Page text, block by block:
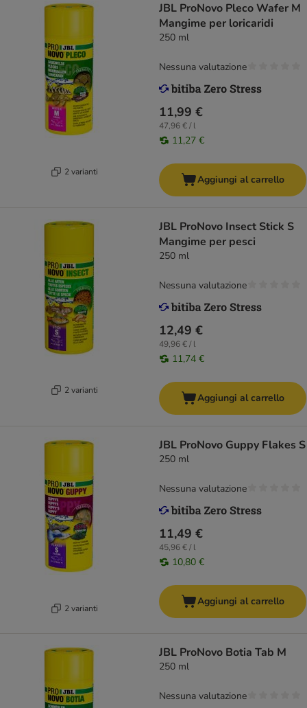
2 varianti
JBL ProNovo Pleco Wafer M
Mangime per loricaridi
250 ml
11,99 €
47,96 € / l
11,27 €
Nessuna valutazione
Aggiungi al carrello
2 varianti
JBL ProNovo Insect Stick S
Mangime per pesci
250 ml
12,49 €
49,96 € / l
11,74 €
Nessuna valutazione
Aggiungi al carrello
2 varianti
JBL ProNovo Guppy Flakes S
250 ml
11,49 €
45,96 € / l
10,80 €
Nessuna valutazione
Aggiungi al carrello
JBL ProNovo Botia Tab M
250 ml
Nessuna valutazione